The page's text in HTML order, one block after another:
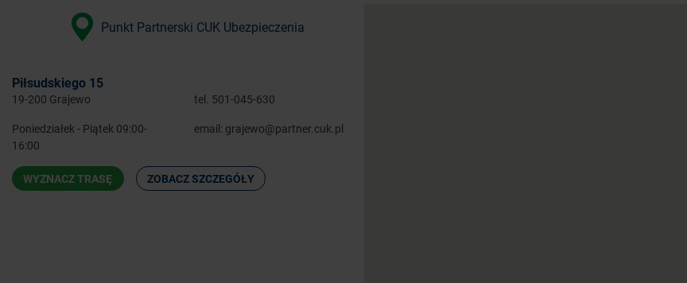
Punkt Partnerski CUK Ubezpieczenia
Piłsudskiego 15
19-200 Grajewo
Poniedziałek - Piątek 09:00-
16:00
tel. 501-045-630
email: grajewo@partner.cuk.pl
WYZNACZ TRASĘ ZOBACZ SZCZEGÓŁY